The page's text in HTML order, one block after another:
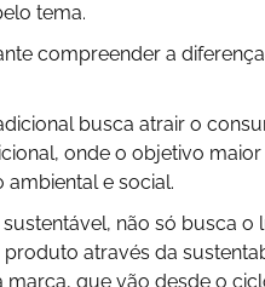
tema.
compreender a
busca atrair o
onde o objetivo
e social.
não só busca
através da
marca, que vão desde o